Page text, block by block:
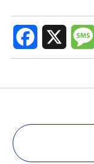
F
c
e
o
X